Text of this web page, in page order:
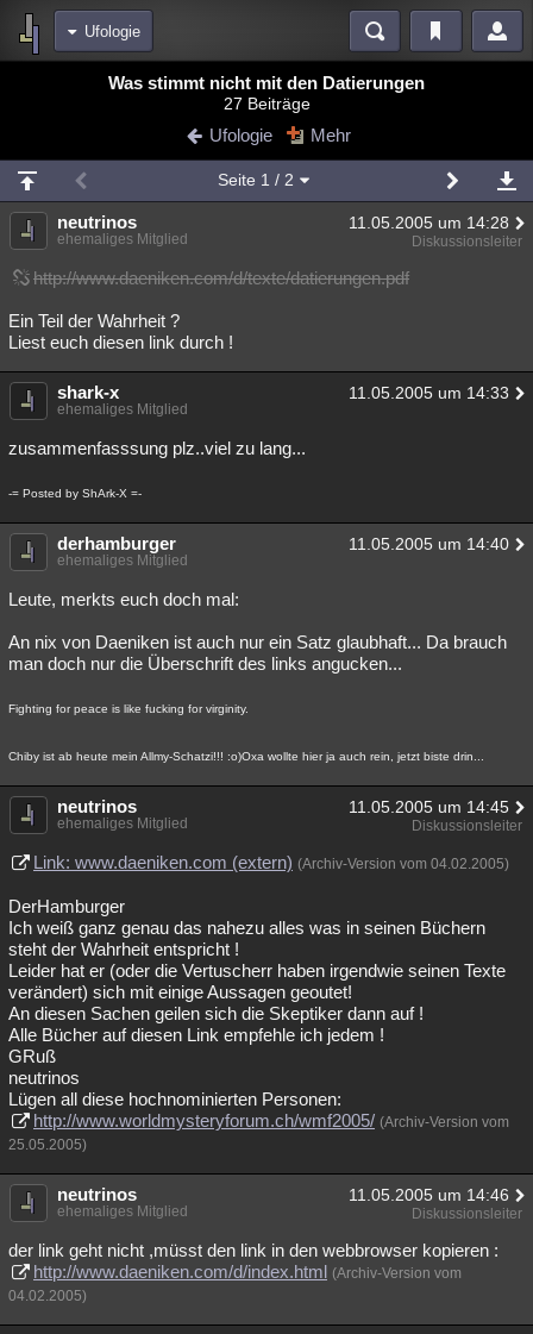
Ufologie
Blogs
Chat Wiki Neuigkeiten
meine Rubriken
Menschen Wissenschaft Mystery Kriminalfälle
Spiritualität Verschwörungen Technologie Ufologie
Natur Umfragen
Philosophie Literatur
Astronomie Helpdesk Gruppen
Musik Clash
Übersichten
Besucht Teilgenommen
Lesenswert Schlüsselwörter
Was stimmt nicht mit den Datierungen
27 Beiträge
Ufologie Mehr
Seite 1 / 2
neutrinos 11.05.2005 um 14:28
ehemaliges Mitglied Diskussionsleiter
http://www.daeniken.com/d/texte/datierungen.pdf
Ein Teil der Wahrheit ?
Liest euch diesen link durch !
shark-x 11.05.2005 um 14:33
ehemaliges Mitglied
zusammenfasssung plz..viel zu lang...
-= Posted by ShArk-X =-
derhamburger 11.05.2005 um 14:40
ehemaliges Mitglied
Leute, merkts euch doch mal:
An nix von Daeniken ist auch nur ein Satz glaubhaft... Da brauch
man doch nur die Überschrift des links angucken...
Fighting for peace is like fucking for virginity.
Chiby ist ab heute mein Allmy-Schatzi!!! :o)Oxa wollte hier ja auch rein, jetzt biste drin...
neutrinos 11.05.2005 um 14:45
ehemaliges Mitglied Diskussionsleiter
Link: www.daeniken.com (extern) (Archiv-Version vom 04.02.2005)
DerHamburger
Ich weiß ganz genau das nahezu alles was in seinen Büchern
steht der Wahrheit entspricht !
Leider hat er (oder die Vertuscherr haben irgendwie seinen Texte
verändert) sich mit einige Aussagen geoutet!
An diesen Sachen geilen sich die Skeptiker dann auf !
Alle Bücher auf diesen Link empfehle ich jedem !
GRuß
neutrinos
Lügen all diese hochnominierten Personen:
http://www.worldmysteryforum.ch/wmf2005/ (Archiv-Version vom
25.05.2005)
neutrinos 11.05.2005 um 14:46
ehemaliges Mitglied Diskussionsleiter
der link geht nicht ,müsst den link in den webbrowser kopieren :
http://www.daeniken.com/d/index.html (Archiv-Version vom
04.02.2005)